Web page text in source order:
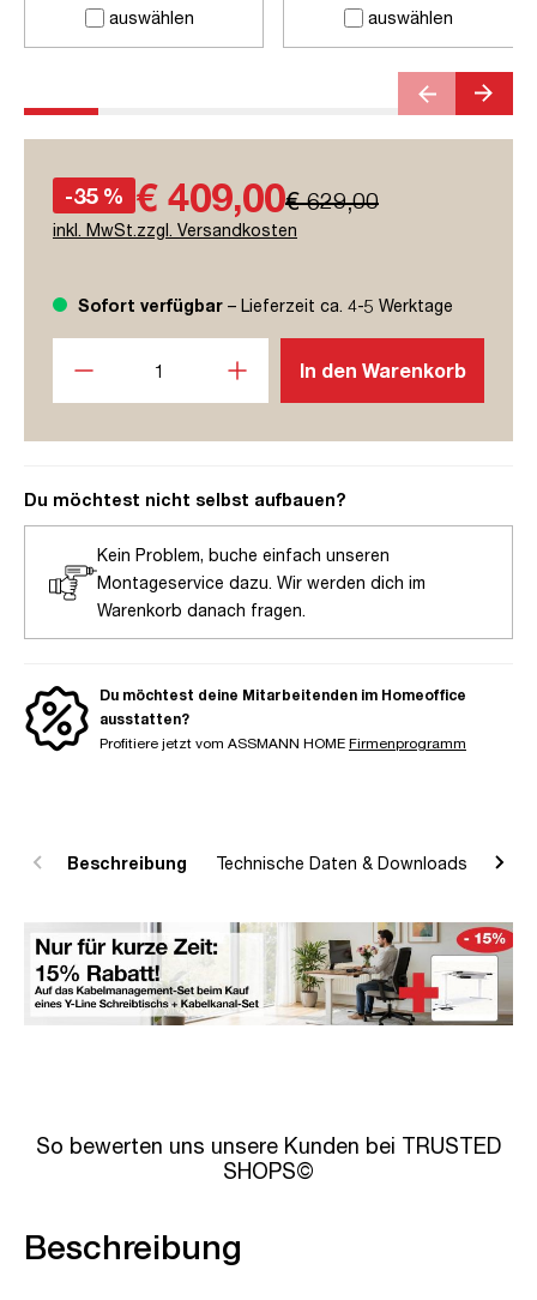
auswählen
auswählen
-35 % € 409,00€ 629,00
inkl. MwSt.zzgl. Versandkosten
Sofort verfügbar – Lieferzeit ca. 4-5 Werktage
In den Warenkorb
Du möchtest nicht selbst aufbauen?
Kein Problem, buche einfach unseren
Montageservice dazu. Wir werden dich im
Warenkorb danach fragen.
Du möchtest deine Mitarbeitenden im Homeoffice
ausstatten?
Profitiere jetzt vom ASSMANN HOME Firmenprogramm
Beschreibung Technische Daten & Downloads
So bewerten uns unsere Kunden bei TRUSTED
SHOPS©
Beschreibung